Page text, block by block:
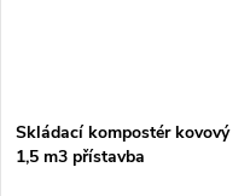
Skládací kompostér kovový
1,5 m3 přístavba